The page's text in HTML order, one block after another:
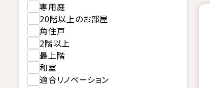
専用庭
20階以上のお部屋
角住戸
2階以上
最上階
和室
適合リノベーション